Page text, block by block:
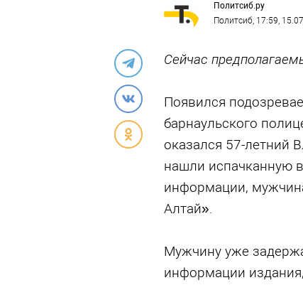
Политсиб.ру
Политсиб, 17:59,
Сейчас
Появился
барнаульского
оказался 57-
нашли испачканную
информации,
Алтай».
Мужчину уже
информации